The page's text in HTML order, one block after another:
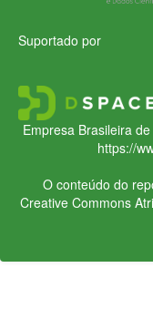
Suportado por
Empresa Brasileira
https://
O conteúdo do
Creative Commons